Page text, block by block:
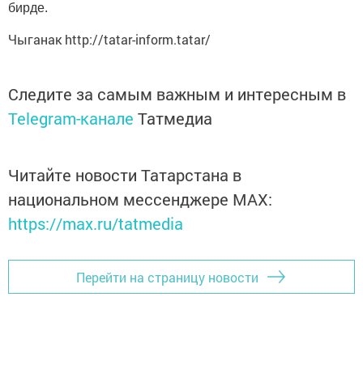
бирде.
Чыганак http://tatar-inform.tatar/
Следите за самым важным и интересным в
Telegram-канале Татмедиа
Читайте новости Татарстана в
национальном мессенджере MАХ:
https://max.ru/tatmedia
Перейти на страницу новости